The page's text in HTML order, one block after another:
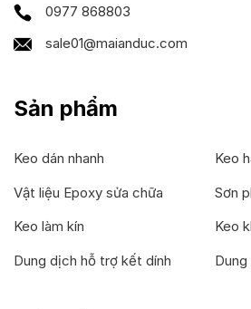
0977 868803
sale01@maianduc.com
Sản phẩm
Keo dán nhanh
Keo
Vật liệu Epoxy sửa chữa
Sơn
Keo làm kín
Keo
Dung dịch hỗ trợ kết dính